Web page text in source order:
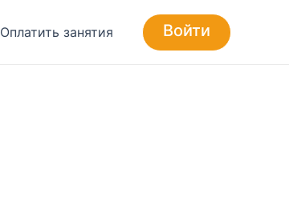
Оплатить занятия Войти